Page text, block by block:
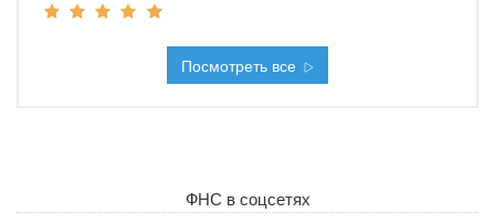
Посмотреть все
ФНС в соцсетях